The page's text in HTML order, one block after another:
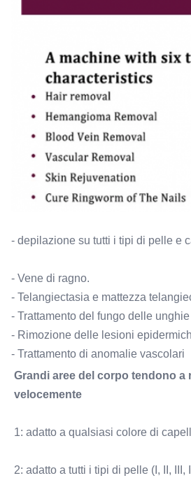
- depilazione su tutti i tipi di pelle e
- Vene di ragno.
- Telangiectasia e mattezza
- Trattamento del fungo delle unghie
- Rimozione delle lesioni
- Trattamento di anomalie vascolari
Grandi aree del corpo tendono a
velocemente
1: adatto a qualsiasi colore di
2: adatto a tutti i tipi di pelle (I, II, III,